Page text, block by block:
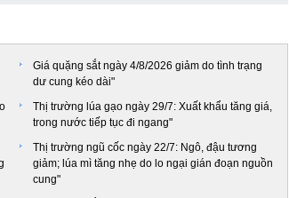
Giá quặng sắt ngày 4/8/2026 giảm do tình trạng
dư cung kéo dài"
Thị trường lúa gạo ngày 29/7: Xuất khẩu tăng giá,
trong nước tiếp tục đi ngang"
Thị trường ngũ cốc ngày 22/7: Ngô, đậu tương
giảm; lúa mì tăng nhẹ do lo ngại gián đoạn nguồn
cung"